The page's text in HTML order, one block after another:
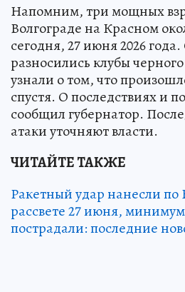
Напомним, три мощных
Волгограде на Красном
сегодня, 27 июня 2026
разносились клубы
узнали о том, что
спустя. О последствиях и
сообщил губернатор.
атаки уточняют власти.
ЧИТАЙТЕ ТАКЖЕ
Ракетный удар нанесли по
рассвете 27 июня, минимум
пострадали: последние